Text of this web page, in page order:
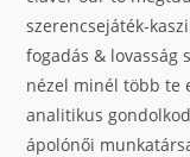
szerencsejáték-
fogadás & lovasság
nézel minél több te
analitikus
ápolónői